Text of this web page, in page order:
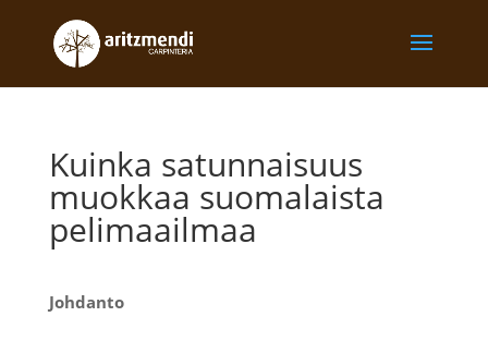
Kuinka satunnaisuus
muokkaa suomalaista
pelimaailmaa
Johdanto